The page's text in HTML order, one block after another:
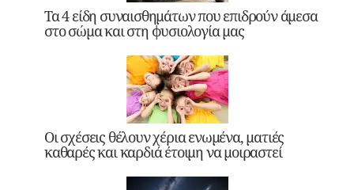
Τα 4 είδη συναισθημάτων που επιδρούν άμεσα
στο σώμα και στη φυσιολογία μας
Οι σχέσεις θέλουν χέρια ενωμένα, ματιές
καθαρές και καρδιά έτοιμη να μοιραστεί